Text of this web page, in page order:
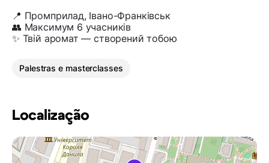
📍 Промприлад, Івано-Франківськ
👥 Максимум 6 учасників
✨ Твій аромат — створений тобою
Palestras e masterclasses
Localização